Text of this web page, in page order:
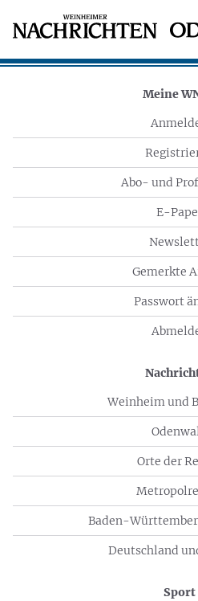
Meine
Abo- und
E-
Gemerkte
Passwort
Weinheim und
Orte der
Baden-
Deutschland
Sport